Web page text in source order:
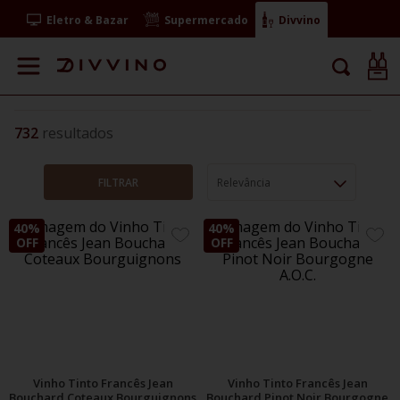
Eletro & Bazar Supermercado Divvino
732
FILTRAR Relevância
40%
OFF
ADICIONE
FAVORITOS
Vinho Tinto Francês Jean
40%
OFF
Vinho Tinto Francês Jean